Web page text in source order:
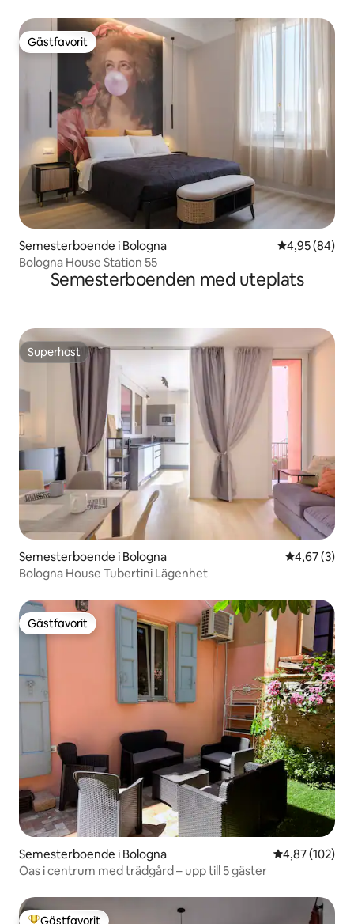
Gästfavorit
Gästfavorit
Semesterboende i Bologna 4,95 av 5 i
4,95 (84)
Bologna House Station 55
Semesterboenden med uteplats
Superhost
Superhost
Semesterboende i Bologna 4,67 av 5 i
4,67 (3)
Bologna House Tubertini Lägenhet
Gästfavorit
Gästfavorit
Semesterboende i Bologna 4,87 av 5 i
4,87 (102)
Oas i centrum med trädgård – upp till 5 gäster
Gästfavorit